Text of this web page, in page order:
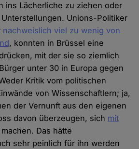
ins Lächerliche zu ziehen oder
Unions-Politiker
nachweislich viel zu wenig von
, konnten in Brüssel eine
mit der sie so ziemlich
unter 30 in Europa gegen
Kritik vom politischen
von Wissenschaftlern; ja,
der Vernunft aus den eigenen
davon überzeugen, sich mit
Das hätte
sehr peinlich für ihn werden